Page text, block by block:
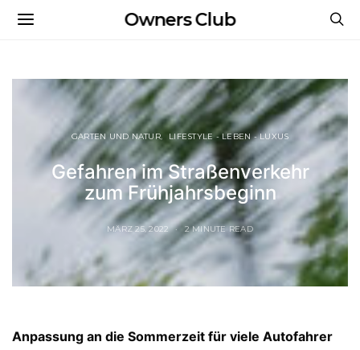
Owners Club
GARTEN UND NATUR LIFESTYLE - LEBEN - LUXUS
Gefahren im Straßenverkehr
zum Frühjahrsbeginn
MÄRZ 25, 2022 2 MINUTE READ
Anpassung an die Sommerzeit für viele Autofahrer